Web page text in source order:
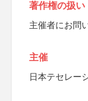
著作権の扱い
主催者にお問
主催
日本テセレー